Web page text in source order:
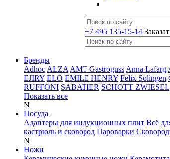
+7 495 135-15-14
Бренды
Adhoc ALZA AMT Gastroguss Anna Lafarg
EJIRY ELO EMILE HENRY Felix Solingen
RUFFONI SABATIER SCHOTT ZWIESEL
Показать все
N
Посуда
Адаптеры для индукционных плит Всё
кастрюль и сковород Пароварки
N
Ножи